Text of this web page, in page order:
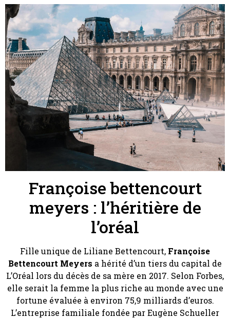
Françoise bettencourt
meyers : l’héritière de
l’oréal
Fille unique de Liliane Bettencourt, Françoise
Bettencourt Meyers a hérité d’un tiers du capital de
L’Oréal lors du décès de sa mère en 2017. Selon Forbes,
elle serait la femme la plus riche au monde avec une
fortune évaluée à environ 75,9 milliards d’euros.
L’entreprise familiale fondée par Eugène Schueller